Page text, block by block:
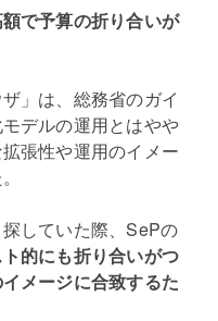
で予算の折り合いが
」は、総務省のガイ
デルの運用とはやや
張性や運用のイメー
していた際、SePの
的にも折り合いがつ
メージに合致するた